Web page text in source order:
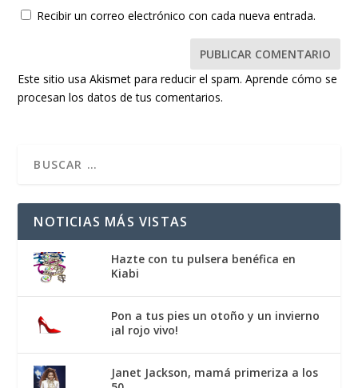
Recibir un correo electrónico con cada nueva entrada.
Este sitio usa Akismet para reducir el spam.Aprende cómo se
procesan los datos de tus comentarios.
NOTICIAS MÁS VISTAS
Hazte con tu pulsera benéfica en
Kiabi
Pon a tus pies un otoño y un invierno
¡al rojo vivo!
Janet Jackson, mamá primeriza a los